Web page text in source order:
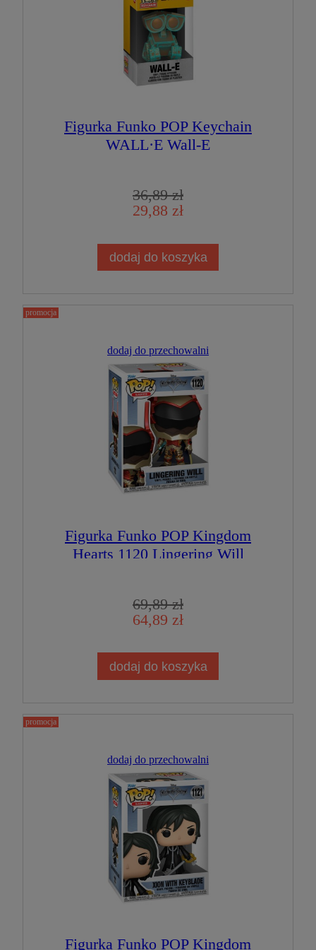
Figurka Funko POP Keychain
WALL·E Wall-E
36,89 zł
29,88 zł
dodaj do koszyka
dodaj do przechowalni
Figurka Funko POP Kingdom
Hearts 1120 Lingering Will
69,89 zł
64,89 zł
dodaj do koszyka
promocja
dodaj do przechowalni
Figurka Funko POP Kingdom
promocja